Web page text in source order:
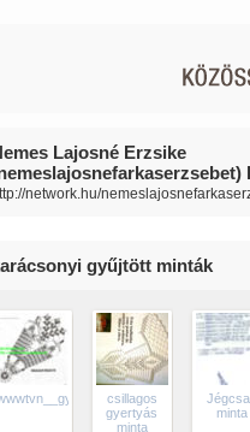
Lajosné Erzsike
network.hu/
gyűjtött minták
csillagos
gyertyás
minta
minta